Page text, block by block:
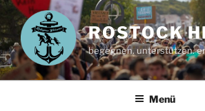
Zum
Inhalt
springen
ROSTOCK
begegnen. unterstützen.
Menü